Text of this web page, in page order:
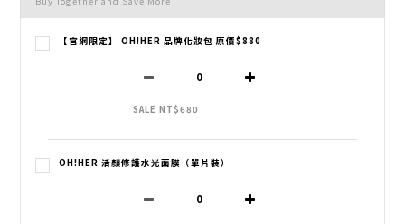
【官網限定】 OH!HER 品牌化妝包 原價$880
SALE NT$680
OH!HER 活顏修護水光面膜（單片裝）